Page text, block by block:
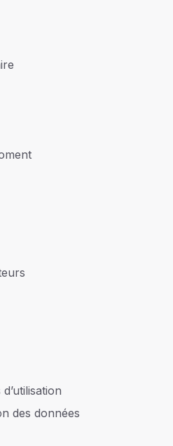
des données